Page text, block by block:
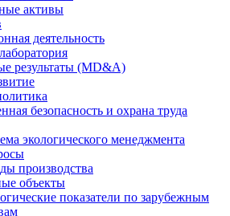
активы
деятельность
результаты (MD&A)
безопасность и охрана труда
экологического менеджмента
производства
объекты
показатели по зарубежным